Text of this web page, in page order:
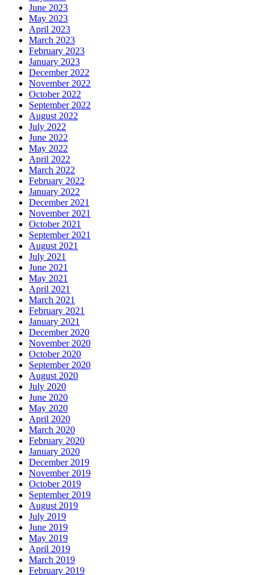
June 2023
May 2023
April 2023
March 2023
February 2023
January 2023
December 2022
November 2022
October 2022
September 2022
August 2022
July 2022
June 2022
May 2022
April 2022
March 2022
February 2022
January 2022
December 2021
November 2021
October 2021
September 2021
August 2021
July 2021
June 2021
May 2021
April 2021
March 2021
February 2021
January 2021
December 2020
November 2020
October 2020
September 2020
August 2020
July 2020
June 2020
May 2020
April 2020
March 2020
February 2020
January 2020
December 2019
November 2019
October 2019
September 2019
August 2019
July 2019
June 2019
May 2019
April 2019
March 2019
February 2019